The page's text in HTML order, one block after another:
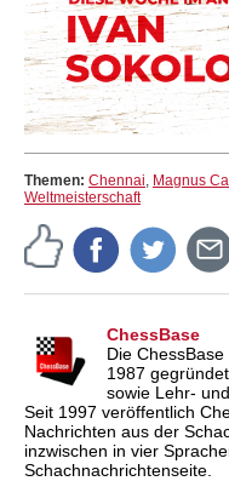
Themen: Chennai, Magnus
Weltmeisterschaft
ChessBase
Die
1987
sowie Lehr-
Seit 1997 veröffentlich
Nachrichten aus der
inzwischen in vier
Schachnachrichtenseite.